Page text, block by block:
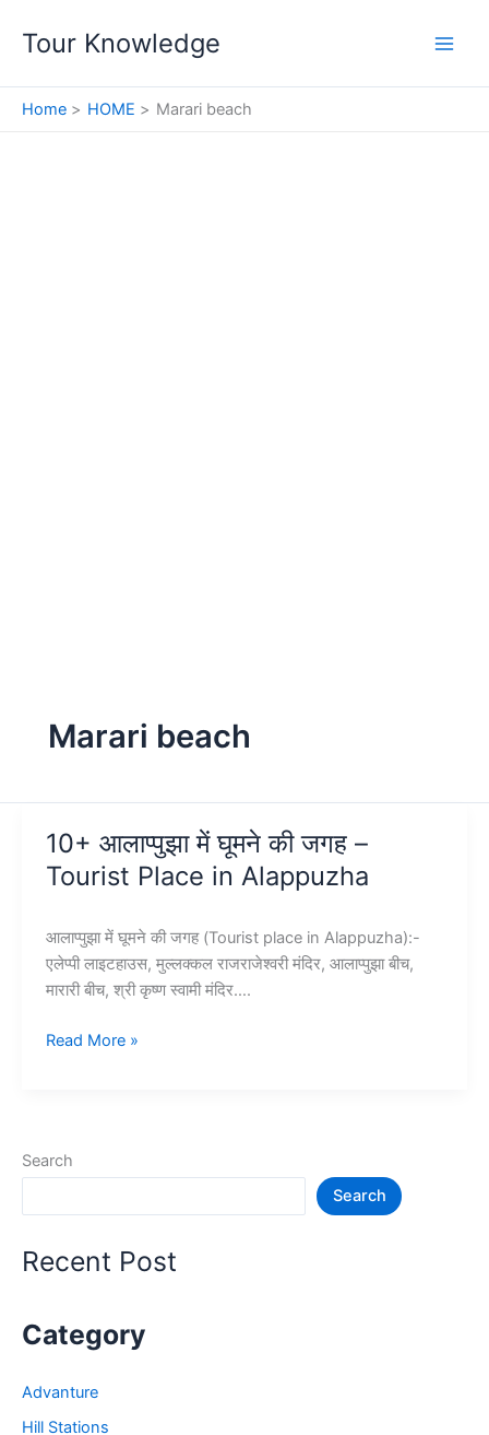
Tour Knowledge
Home HOME Marari beach
Marari beach
10+ आलाप्पुझा में घूमने की जगह –
Tourist Place in Alappuzha
आलाप्पुझा में घूमने की जगह (Tourist place in Alappuzha):-
एलेप्पी लाइटहाउस, मुल्लक्कल राजराजेश्वरी मंदिर, आलाप्पुझा बीच,
मारारी बीच, श्री कृष्ण स्वामी मंदिर….
10+
जगह
in
Read More »
Search
Search
Recent Post
Category
Advanture
Hill Stations